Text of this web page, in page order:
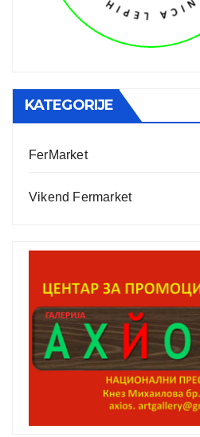
KATEGORIJE
FerMarket
Vikend Fermarket